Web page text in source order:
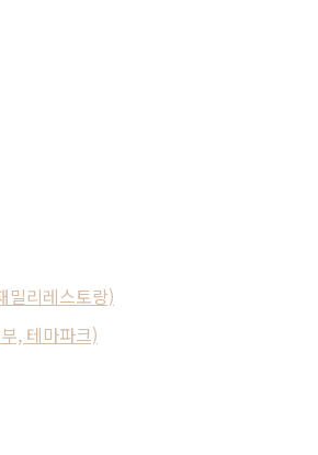
밀리레스토랑)
, 테마파크)